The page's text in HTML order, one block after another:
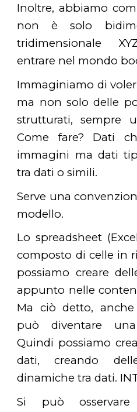
Inoltre, abbiamo
non è solo
tridimensionale
entrare nel mondo
Immaginiamo di
ma non solo delle
strutturati, sempre
Come fare? Dati
immagini ma dati
tra dati o simili.
Serve una
modello.
Lo spreadsheet
composto di celle in
possiamo creare
appunto nelle
Ma ciò detto,
può diventare
Quindi possiamo
dati, creando
dinamiche tra dati.
Si può